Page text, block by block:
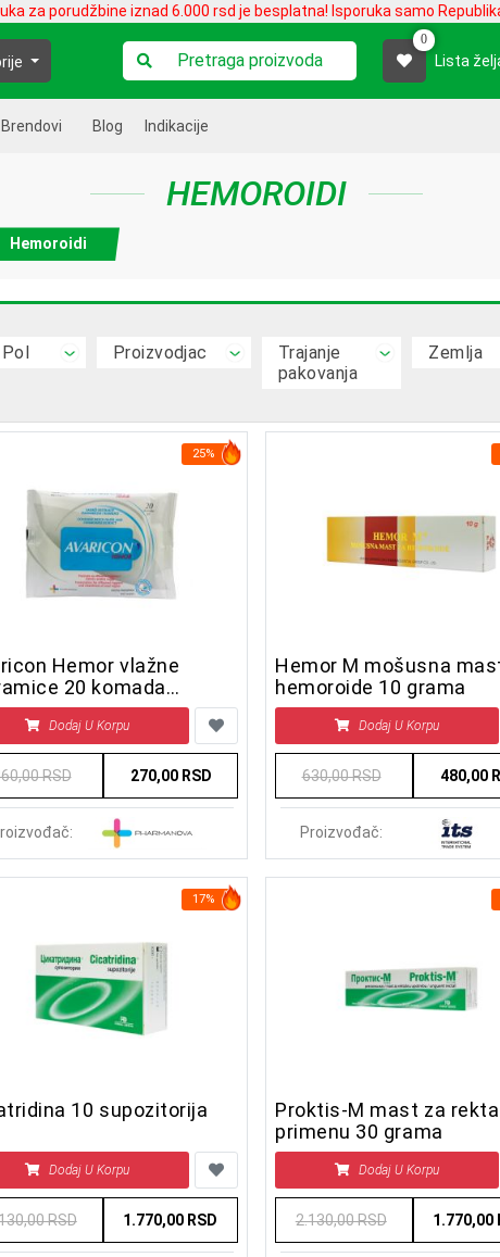
za porudžbine iznad 6.000 rsd je besplatna! Isporuka samo
0
Lista
Brendovi Blog Indikacije
HEMOROIDI
Hemoroidi
Pol Proizvodjac
Trajanje
pakovanja
Zemlja
25%
Hemor vlažne
20 komada
Dodaj U Korpu
RSD 270,00 RSD
Hemor M mošusna
hemoroide 10 grama
Dodaj U Korpu
630,00 RSD 480,00
Proizvođač:
17%
10 supozitorija
Dodaj U Korpu
RSD 1.770,00 RSD
Proktis-M mast za
primenu 30 grama
Dodaj U Korpu
2.130,00 RSD 1.770,00